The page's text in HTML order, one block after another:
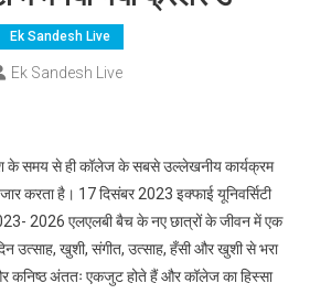
Ek Sandesh Live
Ek Sandesh Live
के समय से ही कॉलेज के सबसे उल्लेखनीय कार्यक्रम
करता है। 17 दिसंबर 2023 इक्फाई यूनिवर्सिटी
2026 एलएलबी बैच के नए छात्रों के जीवन में एक
उत्साह, खुशी, संगीत, उत्साह, हँसी और खुशी से भरा
कनिष्ठ अंततः एकजुट होते हैं और कॉलेज का हिस्सा